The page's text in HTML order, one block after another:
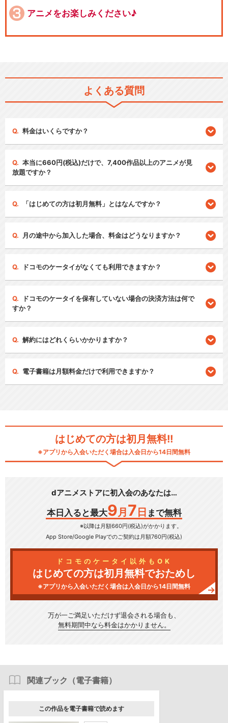
アニメをお楽しみください♪
よくある質問
料金はいくらですか？
本当に660円(税込)だけで、7,400作品以上のアニメが見
放題ですか？
「はじめての方は初月無料」とはなんですか？
月の途中から加入した場合、料金はどうなりますか？
ドコモのケータイがなくても利用できますか？
ドコモのケータイを保有していない場合の決済方法は何で
すか？
解約にはどれくらいかかりますか？
電子書籍は月額料金だけで利用できますか？
はじめての方は初月無料!!
※アプリから入会いただく場合は入会日から14日間無料
dアニメストアに初入会のあなたは…
本日入ると最大9 月 7 日 まで無料
※以降は月額660円(税込)がかかります。
App Store/Google Playでのご契約は月額760円(税込)
ドコモのケータイ以外もOK
はじめての方は初月無料でおためし
※アプリから入会いただく場合は入会日から14日間無料
万が一ご満足いただけず退会される場合も、
無料期間中なら料金はかかりません。
関連ブック（電子書籍）
この作品を電子書籍で読めます